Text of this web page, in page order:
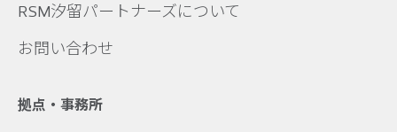
RSM汐留パートナーズについて
お問い合わせ
拠点・事務所